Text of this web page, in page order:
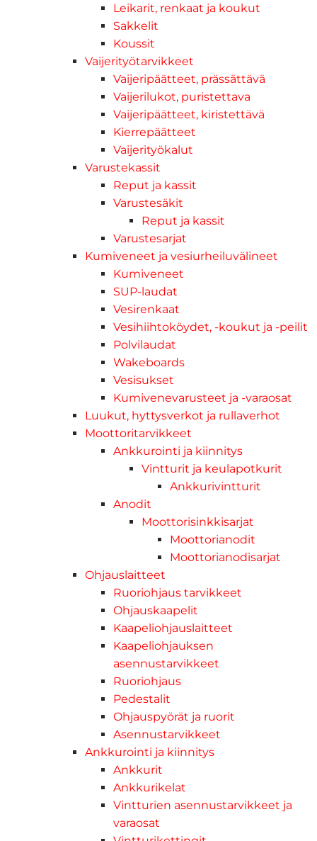
Leikarit, renkaat ja koukut
Sakkelit
Koussit
Vaijerityötarvikkeet
Vaijeripäätteet, prässättävä
Vaijerilukot, puristettava
Vaijeripäätteet, kiristettävä
Kierrepäätteet
Vaijerityökalut
Varustekassit
Reput ja kassit
Varustesäkit
Reput ja kassit
Varustesarjat
Kumiveneet ja vesiurheiluvälineet
Kumiveneet
SUP-laudat
Vesirenkaat
Vesihiihtoköydet, -koukut ja -peilit
Polvilaudat
Wakeboards
Vesisukset
Kumivenevarusteet ja -varaosat
Luukut, hyttysverkot ja rullaverhot
Moottoritarvikkeet
Ankkurointi ja kiinnitys
Vintturit ja keulapotkurit
Ankkurivintturit
Anodit
Moottorisinkkisarjat
Moottorianodit
Moottorianodisarjat
Ohjauslaitteet
Ruoriohjaus tarvikkeet
Ohjauskaapelit
Kaapeliohjauslaitteet
Kaapeliohjauksen
asennustarvikkeet
Ruoriohjaus
Pedestalit
Ohjauspyörät ja ruorit
Asennustarvikkeet
Ankkurointi ja kiinnitys
Ankkurit
Ankkurikelat
Vintturien asennustarvikkeet ja
varaosat